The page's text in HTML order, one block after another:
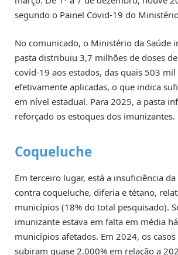
segundo o Painel Covid-19 do
No comunicado, o Ministério da Saúde
pasta distribuiu 3,7 milhões de doses
covid-19 aos estados, das quais 503
efetivamente aplicadas, o que indica
em nível estadual. Para 2025, a pasta
reforçado os estoques dos imunizantes.
Coqueluche
Em terceiro lugar, está a insuficiência
contra coqueluche, diferia e tétano,
municípios (18% do total pesquisado).
imunizante estava em falta em média
municípios afetados. Em 2024, os
subiram quase 2.000% em relação a